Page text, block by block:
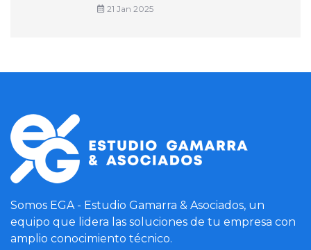
21 Jan 2025
Somos EGA - Estudio Gamarra & Asociados, un
equipo que lidera las soluciones de tu empresa con
amplio conocimiento técnico.